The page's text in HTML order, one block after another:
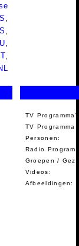
TV
TV Programma
Personen:
Radio
Groepen /
Videos:
Afbeeldingen: